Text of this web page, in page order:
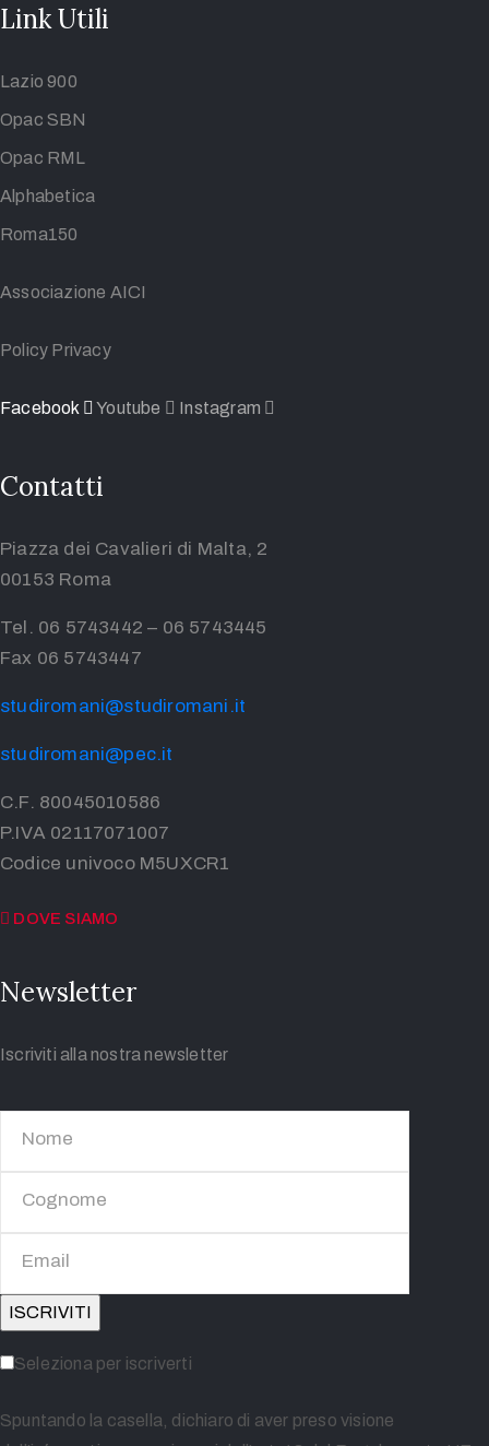
Link Utili
Lazio 900
Opac SBN
Opac RML
Alphabetica
Roma150
Associazione AICI
Policy Privacy
Facebook Youtube Instagram
Contatti
Piazza dei Cavalieri di Malta, 2
00153 Roma
Tel. 06 5743442 – 06 5743445
Fax 06 5743447
studiromani@studiromani.it
studiromani@pec.it
C.F. 80045010586
P.IVA 02117071007
Codice univoco M5UXCR1
DOVE SIAMO
Newsletter
Iscriviti alla nostra newsletter
Seleziona per iscriverti
Spuntando la casella, dichiaro di aver preso visione